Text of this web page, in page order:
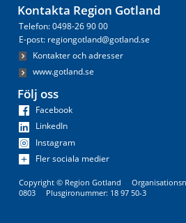
Kontakta Region Gotland
Telefon: 0498-26 90 00
E-post: regiongotland@gotland.se
Kontakter och adresser
www.gotland.se
Följ oss
Facebook
LinkedIn
Instagram
Fler sociala medier
Copyright © Region Gotland
0803 Plusgironummer: 18 97 50-3